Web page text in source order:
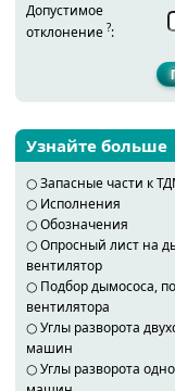
Допустимое
отклонение ?:
Узнайте больше
○Запасные части к
○ Исполнения
○Обозначения
○Опросный лист на
вентилятор
○ Подбор дымососа,
вентилятора
○Углы разворота
машин
○Углы разворота